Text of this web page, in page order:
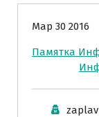
Мар 30 2016
Памятка